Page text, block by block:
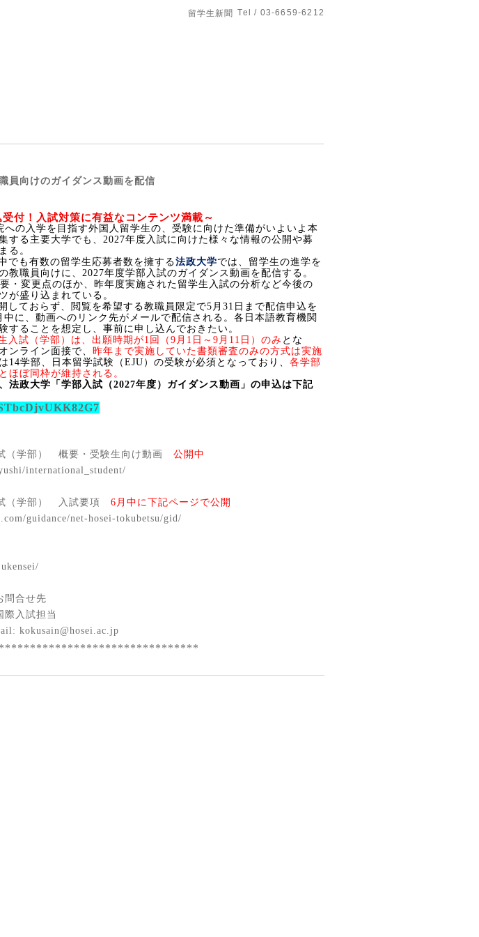
留学生新聞 Tel / 03-6659-6212
員向けのガイダンス動画を配信
受付！入試対策に有益なコンテンツ満載～
への入学を目指す外国人留学生の、受験に向けた準備がいよいよ本
する主要大学でも、 2027年度入試に向けた様々な情報の公開や募
る。
でも有数の留学生応募者数を擁する法政大学では、留学生の進学を
教職員向けに、 2027年度学部入試のガイダンス動画を配信する。
・変更点のほか、昨年度実施された留学生入試の分析など今後の
が盛り込まれている。
しておらず、閲覧を希望する教職員限定で5 月 31 日まで配信申込を
中に、動画へのリンク先がメールで配信される。各日本語教育機関
することを想定し、事前に申し込んでおきたい。
入試（学部）は、出願時期が1 回（ 9 月 1 日～ 9 月 11 日）のみ とな
ンライン面接で、 昨年まで実施していた書類審査のみの方式は実施
14学部、日本留学試験（ EJU ）の受験が必須となっており、 各学部
ほぼ同枠が維持される。
法政大学「学部入試（2027年度）ガイダンス動画」の申込は下記
（学部） 概要・受験生向け動画 公開中
international_student/
（学部） 入試要項 6 月中に下記ページで公開
guidance/net-hosei-tokubetsu/gid/
問合せ先
際入試担当
kokusain@hosei.ac.jp